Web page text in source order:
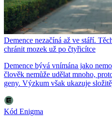
Demence nezačíná až ve stáří.
chránit mozek už po čtyřicítce
Demence bývá vnímána jako
člověk nemůže udělat mnoho,
geny. Výzkum však ukazuje
Kód Enigma